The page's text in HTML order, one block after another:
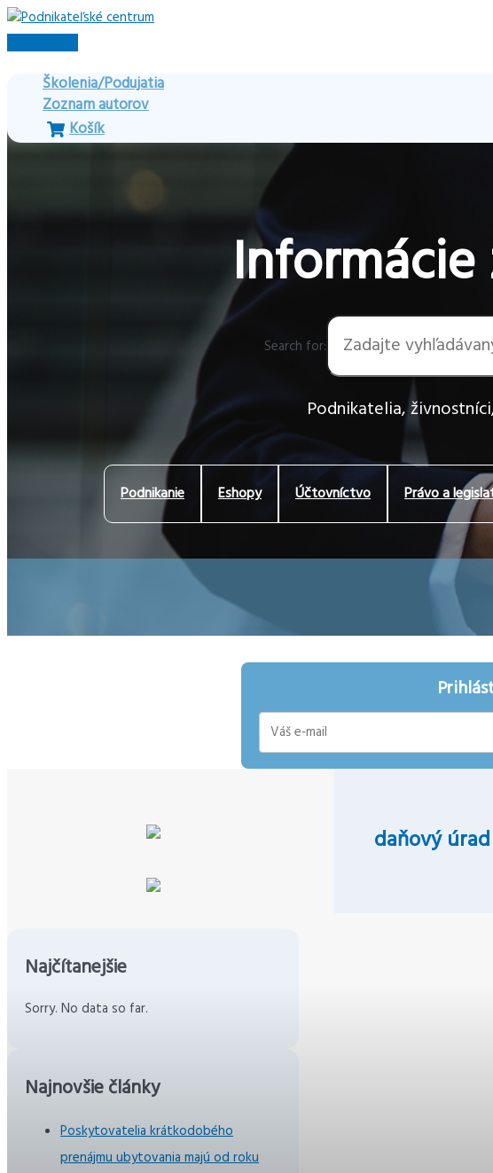
Preskočiť
na
Hlavné
Školenia/Podujatia
Zoznam autorov
Košík
Search for:
Podnikatelia,
Podnikanie Eshopy Účtovníctvo Právo a
Najčítanejšie
Sorry. No data so far.
Najnovšie články
Poskytovatelia krátkodobého
prenájmu ubytovania majú od roku
daňový